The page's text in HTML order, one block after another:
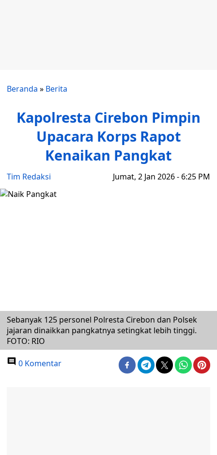
Beranda » Berita
Kapolresta Cirebon Pimpin
Upacara Korps Rapot
Kenaikan Pangkat
Tim Redaksi Jumat, 2 Jan 2026 - 6:25 PM
Sebanyak 125 personel Polresta Cirebon dan Polsek
jajaran dinaikkan pangkatnya setingkat lebih tinggi.
FOTO: RIO
0 Komentar